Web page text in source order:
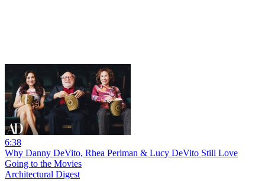
6:38
Why Danny DeVito, Rhea Perlman & Lucy DeVito Still Love
Going to the Movies
Architectural Digest